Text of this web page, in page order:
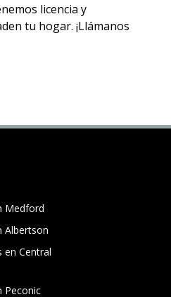
licencia y
tu hogar. ¡Llámanos
Medford
Albertson
en Central
Peconic